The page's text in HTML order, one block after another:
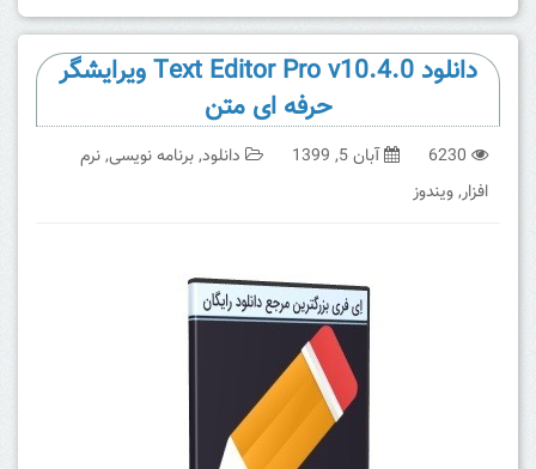
دانلود Text Editor Pro v10.4.0 ویرایشگر
حرفه ای متن
6230 آبان 5, 1399 دانلود,برنامه نویسی,نرم
افزار,ویندوز